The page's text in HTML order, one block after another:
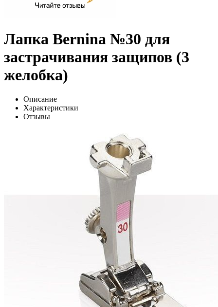
Лапка Bernina №30 для
застрачивания защипов (3
желобка)
Описание
Характеристики
Отзывы